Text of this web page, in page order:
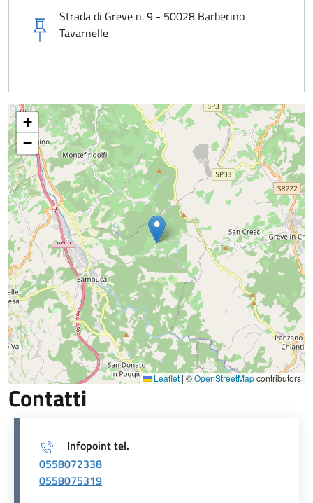
Strada di Greve n. 9 - 50028 Barberino
Tavarnelle
+
−
Leaflet | ©OpenStreetMapcontributors
Contatti
Infopoint tel.
0558072338
0558075319